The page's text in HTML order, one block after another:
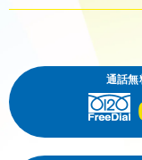
通話無